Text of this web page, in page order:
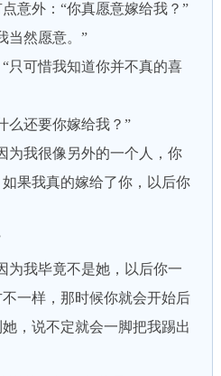
外：“你真愿意嫁给我？”
然愿意。”
可惜我知道你并不真的喜
还要你嫁给我？”
我很像另外的一个人，你
果我真的嫁给了你，以后你
我毕竟不是她，以后你一
一样，那时候你就会开始后
，说不定就会一脚把我踢出